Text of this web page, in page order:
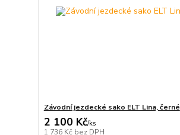
Závodní jezdecké sako ELT Lina, černé
2 100 Kč/ks
1 736 Kč bez DPH